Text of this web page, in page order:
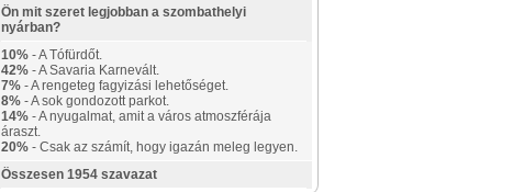
Ön mit szeret legjobban a szombathelyi
nyárban?
10% - A Tófürdőt.
42% - A Savaria Karnevált.
7% - A rengeteg fagyizási lehetőséget.
8% - A sok gondozott parkot.
14% - A nyugalmat, amit a város atmoszférája
áraszt.
20% - Csak az számít, hogy igazán meleg legyen.
Összesen 1954 szavazat